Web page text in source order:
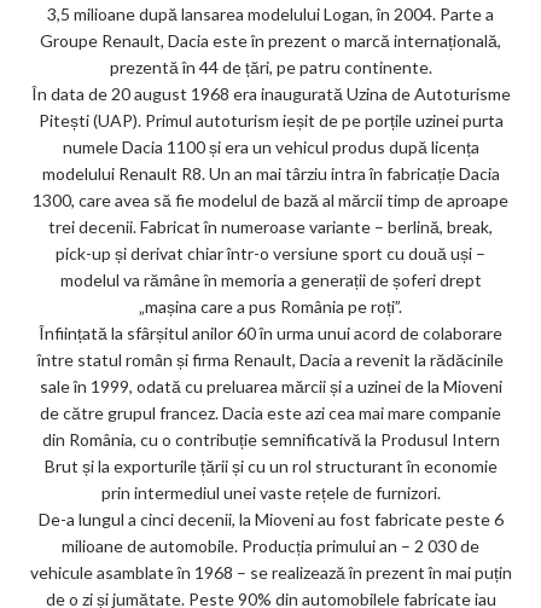
3,5 milioane după lansarea modelului Logan, în 2004. Parte a
Groupe Renault, Dacia este în prezent o marcă internațională,
prezentă în 44 de țări, pe patru continente.
În data de 20 august 1968 era inaugurată Uzina de Autoturisme
Pitești (UAP). Primul autoturism ieșit de pe porțile uzinei purta
numele Dacia 1100 și era un vehicul produs după licența
modelului Renault R8. Un an mai târziu intra în fabricație Dacia
1300, care avea să fie modelul de bază al mărcii timp de aproape
trei decenii. Fabricat în numeroase variante – berlină, break,
pick-up și derivat chiar într-o versiune sport cu două uși –
modelul va rămâne în memoria a generații de șoferi drept
„mașina care a pus România pe roți”.
Înființată la sfârșitul anilor 60 în urma unui acord de colaborare
între statul român și firma Renault, Dacia a revenit la rădăcinile
sale în 1999, odată cu preluarea mărcii și a uzinei de la Mioveni
de către grupul francez. Dacia este azi cea mai mare companie
din România, cu o contribuție semnificativă la Produsul Intern
Brut și la exporturile țării și cu un rol structurant în economie
prin intermediul unei vaste rețele de furnizori.
De-a lungul a cinci decenii, la Mioveni au fost fabricate peste 6
milioane de automobile. Producția primului an – 2 030 de
vehicule asamblate în 1968 – se realizează în prezent în mai puțin
de o zi și jumătate. Peste 90% din automobilele fabricate iau